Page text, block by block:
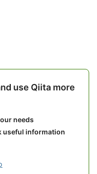
use Qiita more
needs
useful information